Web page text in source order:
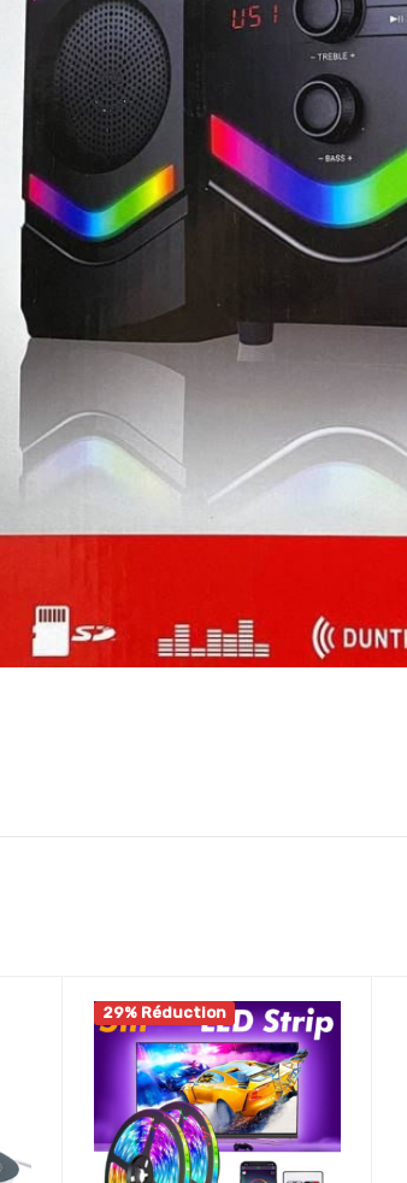
29% Réduction